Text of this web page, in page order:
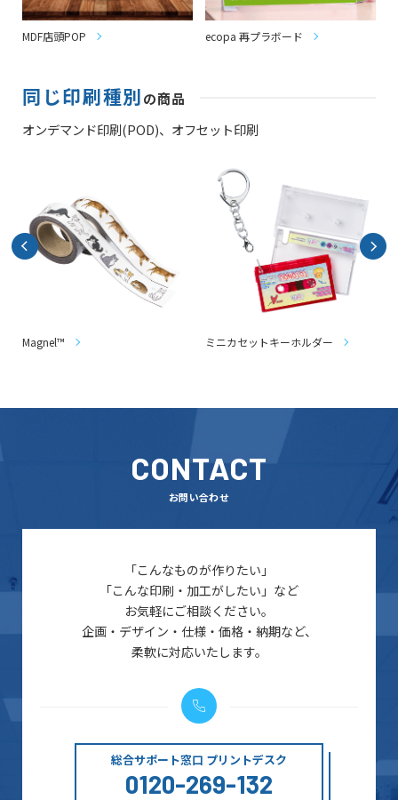
MDF店頭POP ecopa 再プラボード
同じ印刷種別の商品
オンデマンド印刷(POD)、 オフセット印刷
Magnel™ ミニカセットキーホルダー
CONTACT
お問い合わせ
「こんなものが作りたい」
「こんな印刷・加工がしたい」など
お気軽にご相談ください。
企画・デザイン・仕様・価格・納期など、
柔軟に対応いたします。
総合サポート窓口 プリントデスク
0120-269-132